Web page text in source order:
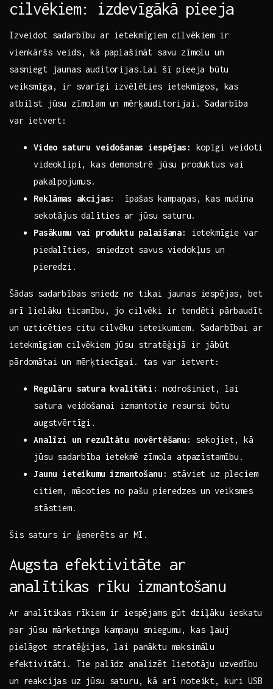
cilvēkiem: izdevīgākā pieeja
Izveidot sadarbību ‍ar ietekmīgiem cilvēkiem ir
vienkāršs veids, kā ⁢paplašināt savu zīmolu ​un
sasniegt jaunas auditorijas.Lai ⁢šī pieeja ⁤būtu
veiksmīga,⁢ ir ​svarīgi​ izvēlēties ietekmīgos, kas
atbilst‍ jūsu zīmolam un mērķauditorijai. Sadarbība
⁣var ietvert:
Video saturu veidošanas iespējas:
kopīgi veidoti
videoklipi, kas demonstrē jūsu produktus ​vai
pakalpojumus.
Reklāmas​ akcijas:
‍ īpašas kampaņas, kas mudina
sekotājus ⁢dalīties ⁤ar jūsu saturu.
Pasākumu ‌vai produktu palaišana:
ietekmīgie var
piedalīties, sniedzot savus viedokļus​ un
pieredzi.
Šādas sadarbības sniedz ‍ne‍ tikai jaunas iespējas, bet
arī lielāku ticamību, jo cilvēki ir tendēti pārbaudīt
un​ uzticēties citu cilvēku ieteikumiem. Sadarbībai‌ ar
ietekmīgiem cilvēkiem jūsu stratēģijā ir‌ jābūt
pārdomātai un ‍mērķtiecīgai. tas ⁤var ietvert:
Regulāru satura kvalitāti:
​nodrošiniet,‍ lai
satura ‌veidošanai izmantotie resursi būtu
augstvērtīgi.
Analīzi un rezultātu novērtēšanu:
⁤sekojiet, kā
jūsu⁤ sadarbība ietekmē zīmola atpazīstamību.
Jaunu ieteikumu izmantošanu:
stāviet uz pleciem
⁣citiem, mācoties ⁢no pašu pieredzes un⁤ veiksmes
stāstiem.
Šis saturs‍ ir ģenerēts ar MI.
Augsta efektivitāte ar⁣
analītikas rīku izmantošanu
Ar analītikas rīkiem ir ⁤iespējams ⁢gūt dziļāku‌ ieskatu
par jūsu mārketinga kampaņu sniegumu, kas ļauj
pielāgot‌ stratēģijas, lai panāktu maksimālu
efektivitāti. Tie palīdz analizēt lietotāju uzvedību
un reakcijas uz jūsu saturu, kā arī‍ noteikt, kuri USB